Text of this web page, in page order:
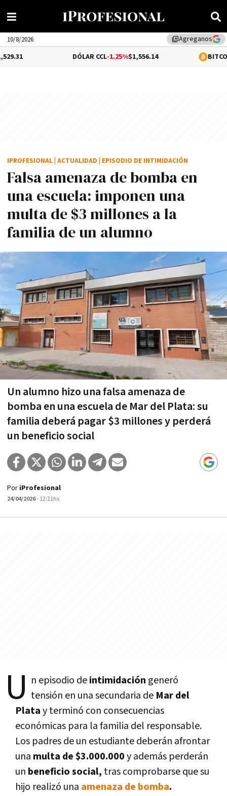
library_addAgreganos
10/8/2026
-1.25%$1,556.14 0.65%
Falsa amenaza de bomba en
una escuela: imponen una
multa de $3 millones a la
familia de un alumno
Un alumno hizo una falsa amenaza de
bomba en una escuela de Mar del Plata: su
familia deberá pagar $3 millones y perderá
un beneficio social
IPROFESIONAL ACTUALIDAD EPISODIO DE INTIMIDACIÓN
Por iProfesional
24/04/2026- 12:21hs
U n episodio deintimidación generó
tensión en una secundaria de Mar del
Platay terminó con consecuencias
económicas para la familia del responsable.
Los padres de un estudiante deberán afrontar
una multa de $3.000.000y además perderán
un beneficio social, tras comprobarse que su
hijo realizó una amenaza de bomba.